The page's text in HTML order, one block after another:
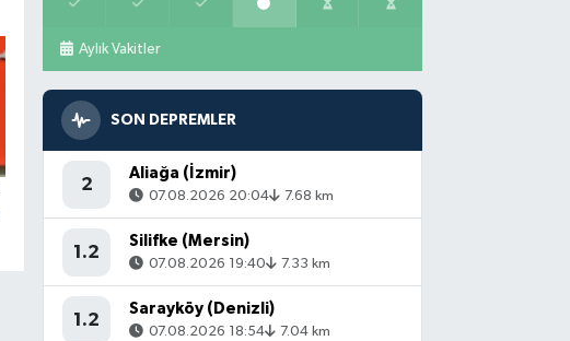
Aylık Vakitler
SON DEPREMLER
2
Aliağa (İzmir)
07.08.2026 20:04 7.68 km
1.2
Silifke (Mersin)
07.08.2026 19:40 7.33 km
1.2
Sarayköy (Denizli)
07.08.2026 18:54 7.04 km